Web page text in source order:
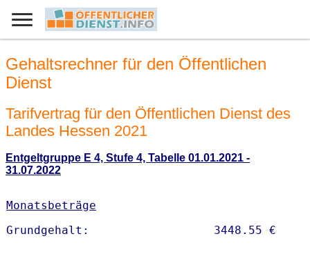
Gehaltsrechner für den Öffentlichen
Dienst
Tarifvertrag für den Öffentlichen Dienst des
Landes Hessen 2021
Entgeltgruppe E 4, Stufe 4, Tabelle 01.01.2021 -
31.07.2022
Monatsbeträge